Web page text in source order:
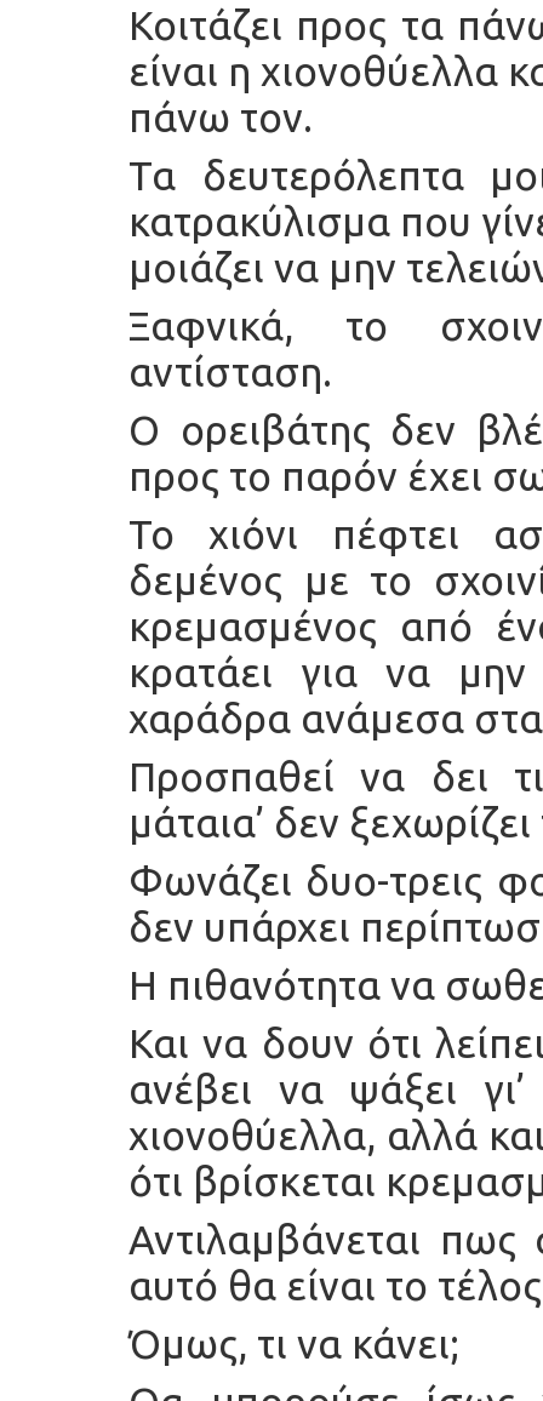
Κοιτάζει προς τα
είναι η χιονοθύελλα
πάνω τον.
Τα δευτερόλεπτα
κατρακύλισμα που
μοιάζει να μην
Ξαφνικά, το
αντίσταση.
Ο ορειβάτης δεν
προς το παρόν έχει
Το χιόνι πέφτει
δεμένος με το
κρεμασμένος από
κρατάει για να μην
χαράδρα ανάμεσα
Προσπαθεί να δει
μάταια’ δεν ξεχωρίζει
Φωνάζει δυο-τρεις
δεν υπάρχει
Η πιθανότητα να
Και να δουν ότι
ανέβει να ψάξει
χιονοθύελλα, αλλά
ότι βρίσκεται
Αντιλαμβάνεται πως
αυτό θα είναι το
Όμως, τι να κάνει;